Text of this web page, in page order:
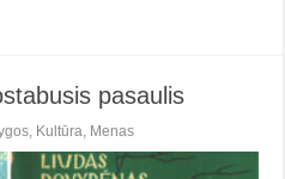
pasaulis
, Kultūra, Menas